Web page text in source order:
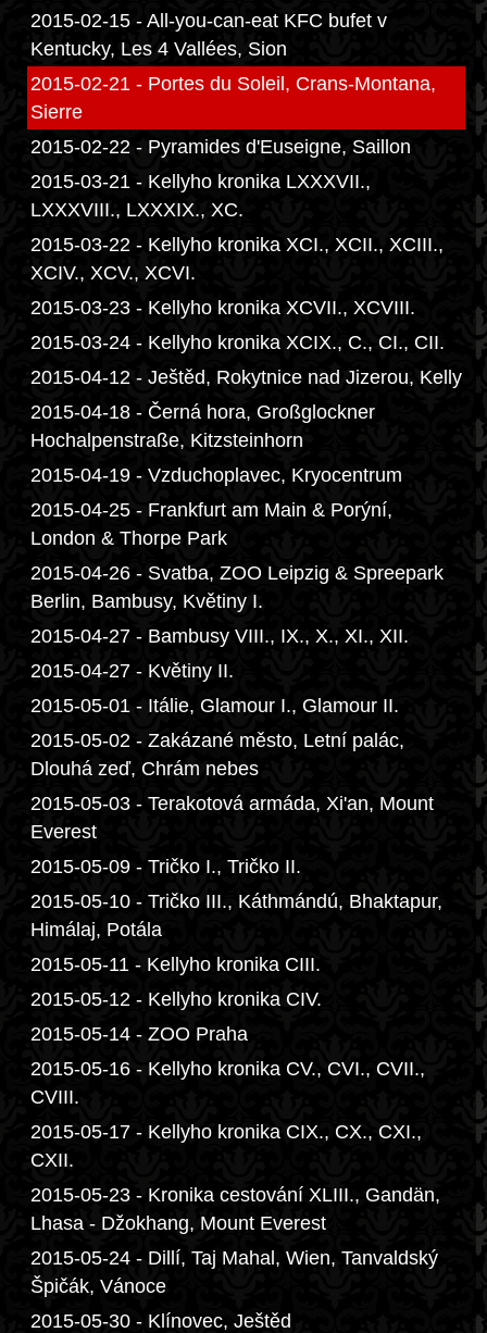
2015-02-15 - All-you-can-eat KFC bufet v
Kentucky, Les 4 Vallées, Sion
2015-02-21 - Portes du Soleil, Crans-Montana,
Sierre
2015-02-22 - Pyramides d'Euseigne, Saillon
2015-03-21 - Kellyho kronika LXXXVII.,
LXXXVIII., LXXXIX., XC.
2015-03-22 - Kellyho kronika XCI., XCII., XCIII.,
XCIV., XCV., XCVI.
2015-03-23 - Kellyho kronika XCVII., XCVIII.
2015-03-24 - Kellyho kronika XCIX., C., CI., CII.
2015-04-12 - Ještěd, Rokytnice nad Jizerou, Kelly
2015-04-18 - Černá hora, Großglockner
Hochalpenstraße, Kitzsteinhorn
2015-04-19 - Vzduchoplavec, Kryocentrum
2015-04-25 - Frankfurt am Main & Porýní,
London & Thorpe Park
2015-04-26 - Svatba, ZOO Leipzig & Spreepark
Berlin, Bambusy, Květiny I.
2015-04-27 - Bambusy VIII., IX., X., XI., XII.
2015-04-27 - Květiny II.
2015-05-01 - Itálie, Glamour I., Glamour II.
2015-05-02 - Zakázané město, Letní palác,
Dlouhá zeď, Chrám nebes
2015-05-03 - Terakotová armáda, Xi'an, Mount
Everest
2015-05-09 - Tričko I., Tričko II.
2015-05-10 - Tričko III., Káthmándú, Bhaktapur,
Himálaj, Potála
2015-05-11 - Kellyho kronika CIII.
2015-05-12 - Kellyho kronika CIV.
2015-05-14 - ZOO Praha
2015-05-16 - Kellyho kronika CV., CVI., CVII.,
CVIII.
2015-05-17 - Kellyho kronika CIX., CX., CXI.,
CXII.
2015-05-23 - Kronika cestování XLIII., Gandän,
Lhasa - Džokhang, Mount Everest
2015-05-24 - Dillí, Taj Mahal, Wien, Tanvaldský
Špičák, Vánoce
2015-05-30 - Klínovec, Ještěd